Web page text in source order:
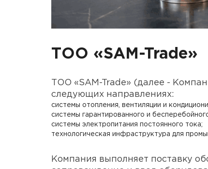
ТОО «SAM-Trade»
ТОО «SAM-Trade» (далее -
следующих направлениях:
системы отопления, вентиляции и
системы гарантированного и
системы электропитания постоянного тока;
технологическая инфраструктура для
Компания выполняет поставку